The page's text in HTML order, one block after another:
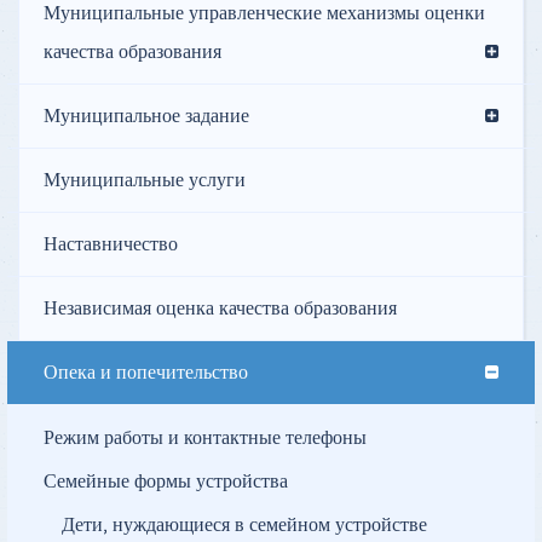
Муниципальные управленческие механизмы оценки
качества образования
Муниципальное задание
Муниципальные услуги
Наставничество
Независимая оценка качества образования
Опека и попечительство
Режим работы и контактные телефоны
Семейные формы устройства
Дети, нуждающиеся в семейном устройстве